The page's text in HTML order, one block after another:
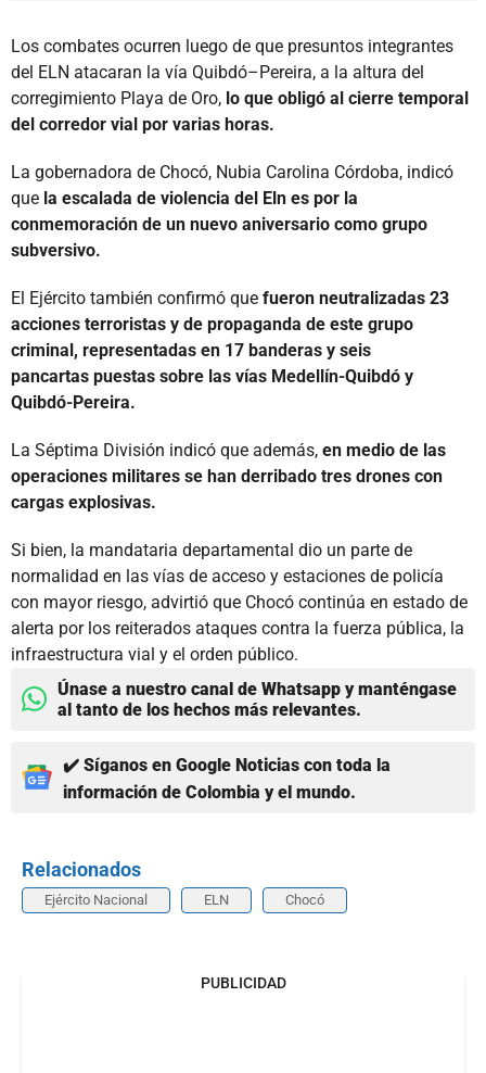
Los combates ocurren luego de que presuntos integrantes
del ELN atacaran la vía Quibdó–Pereira, a la altura del
corregimiento Playa de Oro, lo que obligó al cierre temporal
del corredor vial por varias horas.
La gobernadora de Chocó, Nubia Carolina Córdoba, indicó
que la escalada de violencia del Eln es por la
conmemoración de un nuevo aniversario como grupo
subversivo.
El Ejército también confirmó que fueron neutralizadas 23
acciones terroristas y de propaganda de este grupo
criminal, representadas en 17 banderas y seis
pancartas puestas sobre las vías Medellín-Quibdó y
Quibdó-Pereira.
La Séptima División indicó que además, en medio de las
operaciones militares se han derribado tres drones con
cargas explosivas.
Si bien, la mandataria departamental dio un parte de
normalidad en las vías de acceso y estaciones de policía
con mayor riesgo, advirtió que Chocó continúa en estado de
alerta por los reiterados ataques contra la fuerza pública, la
infraestructura vial y el orden público.
Únase a nuestro canal de Whatsapp y manténgase
al tanto de los hechos más relevantes.
✔️ Síganos en Google Noticias con toda la
información de Colombia y el mundo.
Relacionados
Ejército Nacional ELN Chocó
PUBLICIDAD